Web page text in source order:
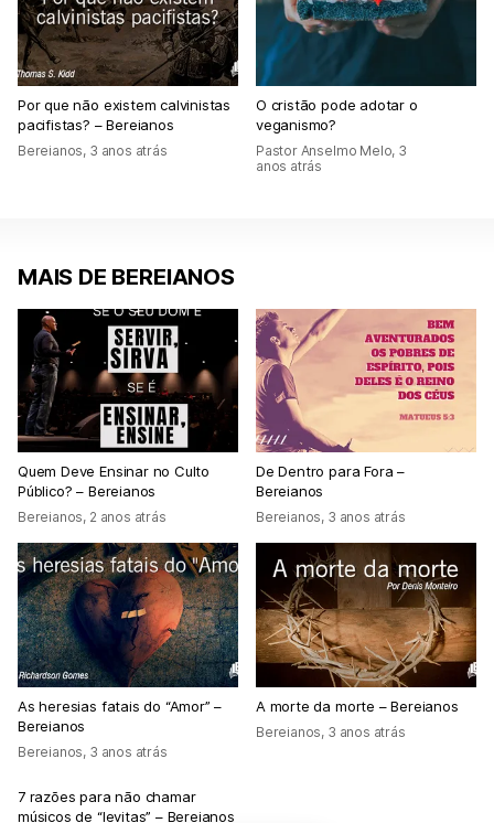
Por que não existem calvinistas
pacifistas? – Bereianos
Bereianos, 3 anos atrás
O cristão pode adotar o
veganismo?
Pastor Anselmo Melo, 3
anos atrás
MAIS DE BEREIANOS
Quem Deve Ensinar no Culto
Público? – Bereianos
Bereianos, 2 anos atrás
De Dentro para Fora –
Bereianos
Bereianos, 3 anos atrás
As heresias fatais do “Amor” –
Bereianos
Bereianos, 3 anos atrás
A morte da morte – Bereianos
Bereianos, 3 anos atrás
7 razões para não chamar
músicos de “levitas” – Bereianos